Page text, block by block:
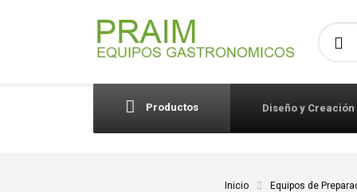
Productos Diseño y
Inicio Equipos de